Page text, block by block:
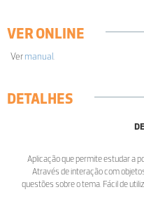
VER ONLINE
Vermanual.
DETALHES
Aplicação que permite estudar a
Através de interação com
questões sobre o tema. Fácil de